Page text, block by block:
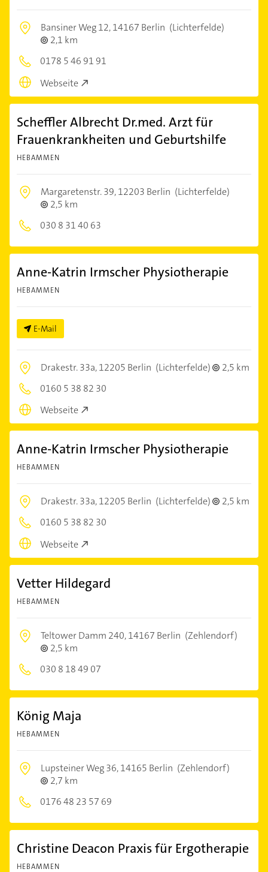
Bansiner Weg 12,14167 Berlin (Lichterfelde)
2,1 km
0178 5 46 91 91
Webseite
Scheffler Albrecht Dr.med. Arzt für
Frauenkrankheiten und Geburtshilfe
HEBAMMEN
Margaretenstr. 39,12203 Berlin (Lichterfelde)
2,5 km
030 8 31 40 63
Anne-Katrin Irmscher Physiotherapie
HEBAMMEN
E-Mail
Drakestr. 33a,12205 Berlin (Lichterfelde)
2,5 km
0160 5 38 82 30
Webseite
Anne-Katrin Irmscher Physiotherapie
HEBAMMEN
Drakestr. 33a,12205 Berlin (Lichterfelde)
2,5 km
0160 5 38 82 30
Webseite
Vetter Hildegard
HEBAMMEN
Teltower Damm 240,14167 Berlin (Zehlendorf)
2,5 km
030 8 18 49 07
König Maja
HEBAMMEN
Lupsteiner Weg 36,14165 Berlin (Zehlendorf)
2,7 km
0176 48 23 57 69
Christine Deacon Praxis für Ergotherapie
HEBAMMEN